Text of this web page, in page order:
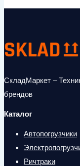
СкладМаркет –
брендов
Каталог
Автопогрузчики
Ричтраки